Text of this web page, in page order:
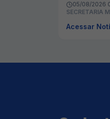
05/08/2026
SECRETARIA
Acessar